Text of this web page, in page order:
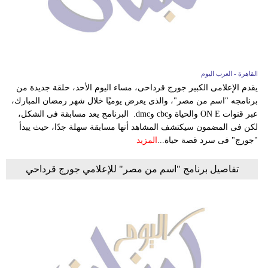
القاهرة - العرب اليوم
يقدم الإعلامى الكبير جورج قرداحى، مساء اليوم الأحد، حلقة جديدة من
برنامجه "اسم من مصر"، والذى يعرض يوميًا خلال شهر رمضان المبارك،
عبر قنوات ON E والحياة وcbc وdmc. البرنامج يعد مسابقة فى الشكل،
لكن فى المضمون سيكتشف المشاهد أنها مسابقة سهلة جدًا، حيث يبدأ
"جورج" فى سرد قصة حياة... المزيد
تفاصيل برنامج "‎اسم من مصر" للإعلامي جورج قرداحي